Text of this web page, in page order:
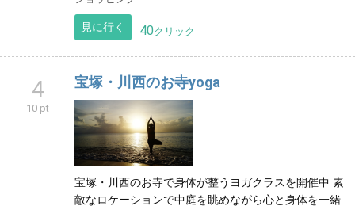
見に行く 40クリック
4
10 pt
宝塚・川西のお寺yoga
宝塚・川西のお寺で身体が整うヨガクラスを開催中 素
敵なロケーションで中庭を眺めながら心と身体を一緒